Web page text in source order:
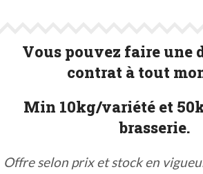
Vous pouvez faire une
contrat à tout
Min 10kg/variété et
brasserie.
Offre selon prix et stock en